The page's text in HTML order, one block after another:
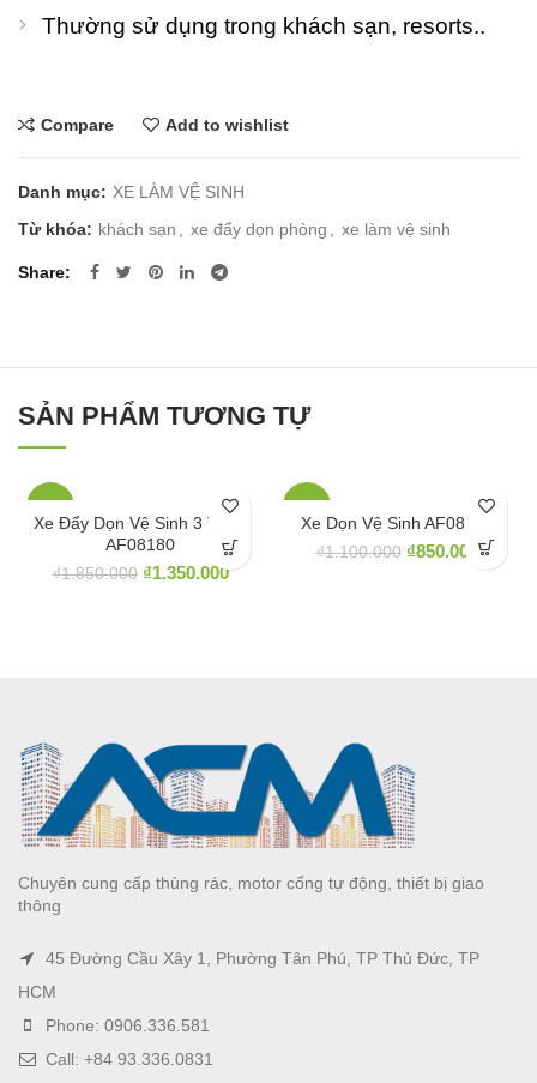
Thường sử dụng trong khách sạn, resorts..
Compare Add to wishlist
Danh mục: XE LÀM VỆ SINH
Từ khóa: khách sạn xe đẩy dọn phòng xe làm vệ sinh
Share
SẢN PHẨM TƯƠNG TỰ
Xe Đẩy Dọn Vệ Sinh 3 Tầng
AF08180
₫1.850.000 ₫1.350.000
Xe Dọn Vệ Sinh AF08080
₫1.100.000 ₫850.000
Chuyên cung cấp thùng rác, motor cổng tự động, thiết bị giao
thông
45 Đường Cầu Xây 1, Phường Tân Phú, TP Thủ Đức, TP
HCM
Phone: 0906.336.581
Call: +84 93.336.0831